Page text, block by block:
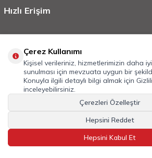
Hızlı Erişim
Tüm Hakkı Saklıdır.
E-TicaretSistemleriyle
Çerez Kullanımı
Kişisel verileriniz, hizmetlerimizin daha
sunulması için mevzuata uygun bir
Konuyla ilgili detaylı bilgi almak için
inceleyebilirsiniz.
Çerezleri Özelleştir
Hepsini Reddet
Hepsini Kabul Et